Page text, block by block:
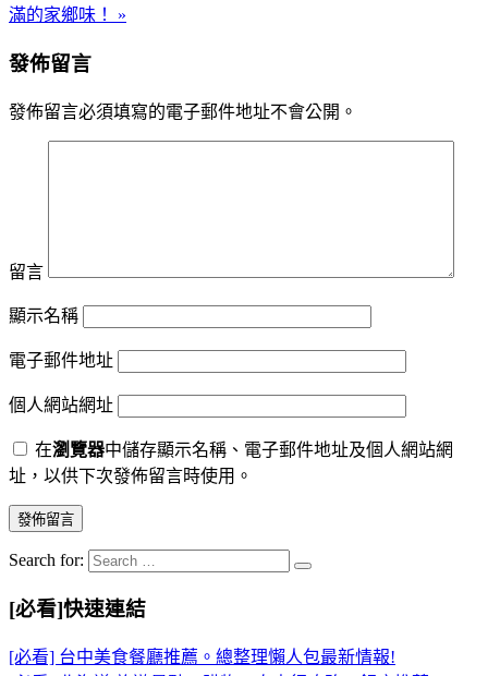
滿的家鄉味！ »
發佈留言
發佈留言必須填寫的電子郵件地址不會公開。
留言
顯示名稱
電子郵件地址
個人網站網址
在瀏覽器中儲存顯示名稱、電子郵件地址及個人網站網
址，以供下次發佈留言時使用。
Search for:
[必看]快速連結
[必看] 台中美食餐廳推薦。總整理懶人包最新情報!